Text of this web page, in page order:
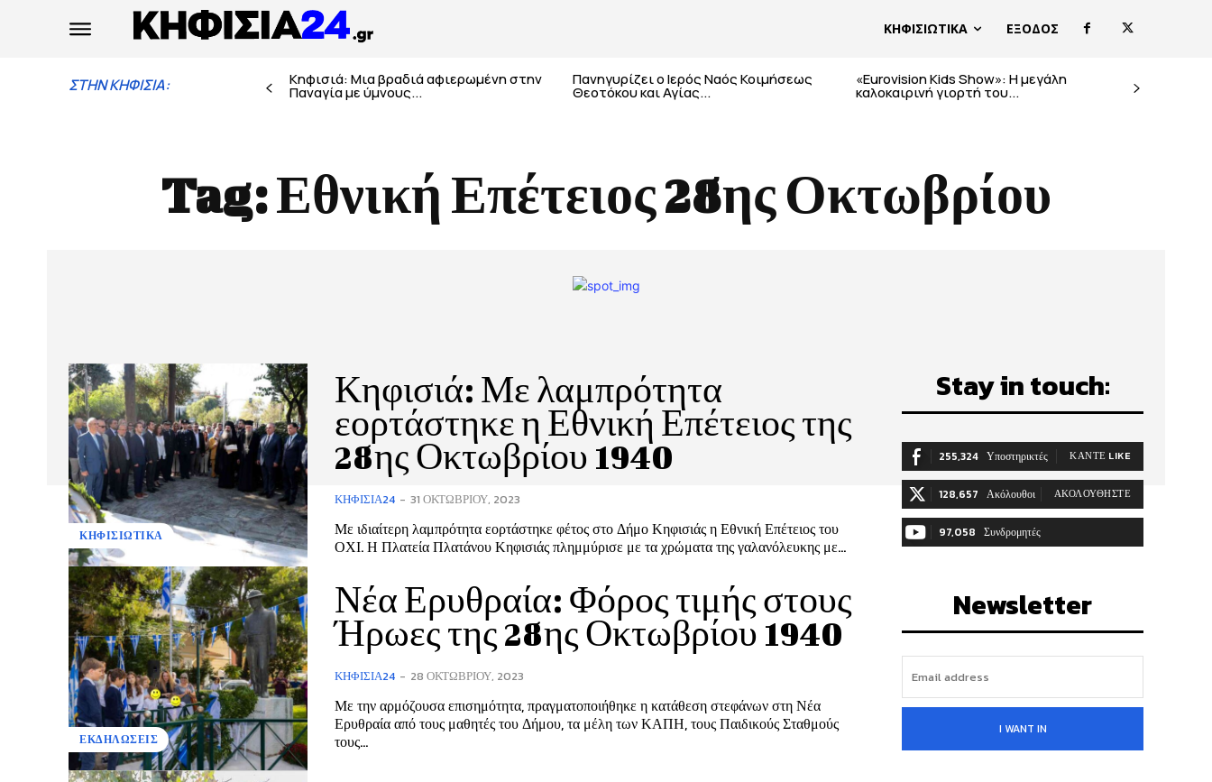
ΚΗΦΙΣΙΩΤΙΚΑ ΕΞΟΔΟΣ
ΣΤΗΝ ΚΗΦΙΣΙΑ: Κηφισιά: Μια βραδιά αφιερωμένη στην
Παναγία με ύμνους...
Πανηγυρίζει ο Ιερός Ναός Κοιμήσεως
Θεοτόκου και Αγίας...
«Eurovision Kids Show»: Η μεγάλη
καλοκαιρινή γιορτή του...
Tag:Εθνική Επέτειος 28ης Οκτωβρίου
ΚΗΦΙΣΙΩΤΙΚΑ
Κηφισιά: Με λαμπρότητα
εορτάστηκε η Εθνική Επέτειος της
28ης Οκτωβρίου 1940
ΚΗΦΙΣΙΆ24 - 31 ΟΚΤΩΒΡΊΟΥ, 2023
Με ιδιαίτερη λαμπρότητα εορτάστηκε φέτος στο Δήμο Κηφισιάς η Εθνική Επέτειος του
ΟΧΙ. Η Πλατεία Πλατάνου Κηφισιάς πλημμύρισε με τα χρώματα της γαλανόλευκης με...
ΕΚΔΗΛΩΣΕΙΣ
Νέα Ερυθραία: Φόρος τιμής στους
Ήρωες της 28ης Οκτωβρίου 1940
ΚΗΦΙΣΙΆ24 - 28 ΟΚΤΩΒΡΊΟΥ, 2023
Με την αρμόζουσα επισημότητα, πραγματοποιήθηκε η κατάθεση στεφάνων στη Νέα
Ερυθραία από τους μαθητές του Δήμου, τα μέλη των ΚΑΠΗ, τους Παιδικούς Σταθμούς
τους...
Stay in touch:
255,324 Υποστηρικτές ΚΆΝΤΕ LIKE
128,657 Ακόλουθοι ΑΚΟΛΟΥΘΉΣΤΕ
97,058 Συνδρομητές
Newsletter
I WANT IN